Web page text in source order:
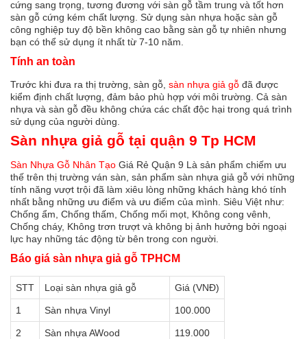
cứng sang trọng, tương đương với sàn gỗ tầm trung và tốt hơn
sàn gỗ cứng kém chất lượng. Sử dụng sàn nhựa hoặc sàn gỗ
công nghiệp tuy độ bền không cao bằng sàn gỗ tự nhiên nhưng
bạn có thể sử dụng ít nhất từ ​​7-10 năm.
Tính an toàn
Trước khi đưa ra thị trường, sàn gỗ, sàn nhựa giả gỗ đã được
kiểm định chất lượng, đảm bảo phù hợp với môi trường. Cả sàn
nhựa và sàn gỗ đều không chứa các chất độc hại trong quá trình
sử dụng của người dùng.
Sàn nhựa giả gỗ tại quận 9 Tp HCM
Sàn Nhựa Gỗ Nhân Tạo Giá Rẻ Quận 9 Là sản phẩm chiếm ưu
thế trên thị trường ván sàn, sản phẩm sàn nhựa giả gỗ với những
tính năng vượt trội đã làm xiêu lòng những khách hàng khó tính
nhất bằng những ưu điểm và ưu điểm của mình. Siêu Việt như:
Chống ẩm, Chống thấm, Chống mối mọt, Không cong vênh,
Chống cháy, Không trơn trượt và không bị ảnh hưởng bởi ngoại
lực hay những tác động từ bên trong con người.
Báo giá sàn nhựa giả gỗ TPHCM
STT Loại sàn nhựa giả gỗ Giá (VNĐ)
1 Sàn nhựa Vinyl 100.000
2 Sàn nhựa AWood 119.000